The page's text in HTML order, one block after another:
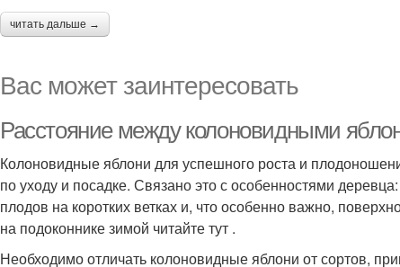
читать дальше →
Вас может заинтересовать
Расстояние между колоновидными
Колоновидные яблони для успешного роста и
по уходу и посадке. Связано это с особенностями
плодов на коротких ветках и, что особенно важно,
на подоконнике зимой читайте тут .
Необходимо отличать колоновидные яблони от сортов,